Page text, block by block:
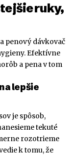
ruky,
penový dávkovač
Efektívne
a pena v tom
lepšie
je spôsob,
tekuté
rozotrieme
k tomu, že